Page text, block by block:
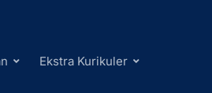
Ekstra Kurikuler